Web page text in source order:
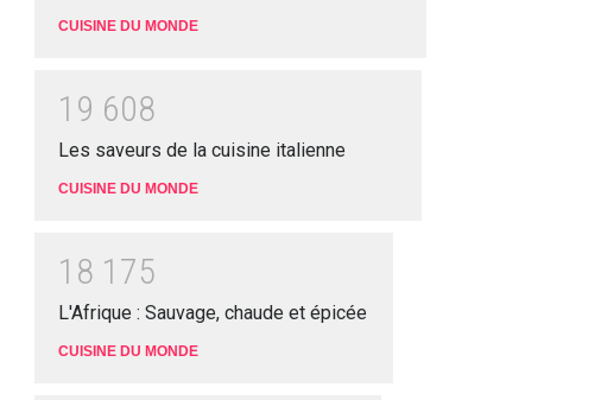
CUISINE DU MONDE
1 9 608
Les saveurs de la cuisine italienne
CUISINE DU MONDE
1 8 1 75
L'Afrique : Sauvage, chaude et épicée
CUISINE DU MONDE